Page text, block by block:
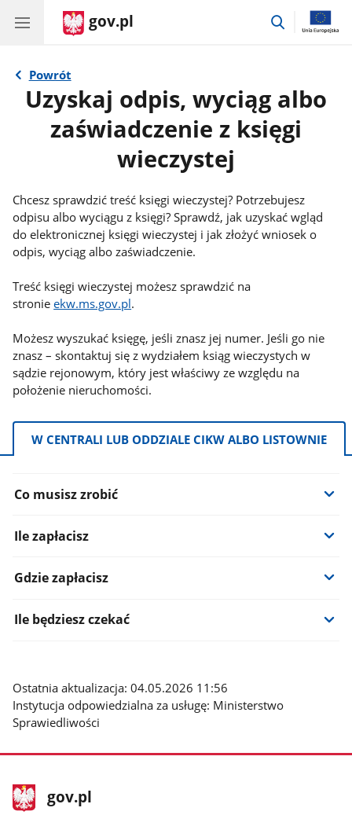
gov.pl
przejdź
Powrót
Uzyskaj odpis, wyciąg albo
zaświadczenie z księgi
wieczystej
Chcesz sprawdzić treść księgi wieczystej? Potrzebujesz
odpisu albo wyciągu z księgi? Sprawdź, jak uzyskać wgląd
do elektronicznej księgi wieczystej i jak złożyć wniosek o
odpis, wyciąg albo zaświadczenie.
Treść księgi wieczystej możesz sprawdzić na
stronieekw.ms.gov.pl.
Możesz wyszukać księgę, jeśli znasz jej numer. Jeśli go nie
znasz – skontaktuj się z wydziałem ksiąg wieczystych w
sądzie rejonowym, który jest właściwy ze względu na
położenie nieruchomości.
Informacje:
W CENTRALI LUB ODDZIALE CIKW ALBO LISTOWNIE
Co musisz zrobić
Ile zapłacisz
Gdzie zapłacisz
Ile będziesz czekać
Ostatnia aktualizacja: 04.05.2026 11:56
Instytucja odpowiedzialna za usługę: Ministerstwo
Sprawiedliwości
stopka
gov.pl
Strona
gov.pl